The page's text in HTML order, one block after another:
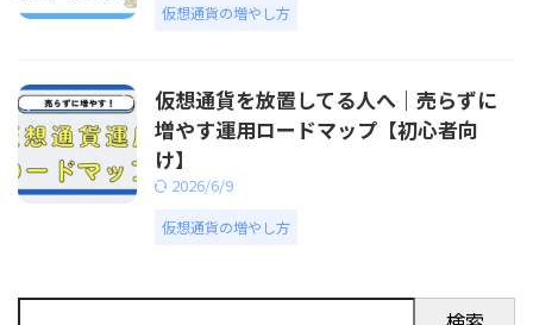
仮想通貨の増やし方
仮想通貨を放置してる人へ｜売らずに
増やす運用ロードマップ【初心者向
け】
2026/6/9
仮想通貨の増やし方